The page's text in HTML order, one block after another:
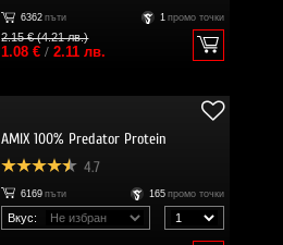
6362 пъти 1 промо точки
2.15 € (4.21 лв.)
1.08 €/ 2.11 лв.
AMIX 100% Predator Protein
4.7
6169 пъти 165 промо точки
Вкус: